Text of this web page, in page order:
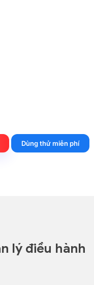
Dùng thử miễn phí
lý điều hành